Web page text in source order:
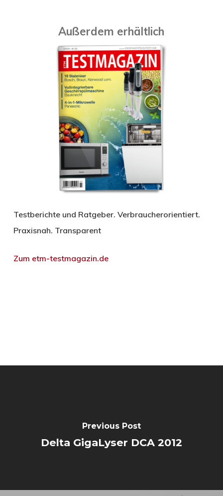
Außerdem erhältlich
Testberichte und Ratgeber. Verbraucherorientiert.
Praxisnah. Transparent
Zum etm-testmagazin.de
Previous Post
Delta GigaLyser DCA 2012